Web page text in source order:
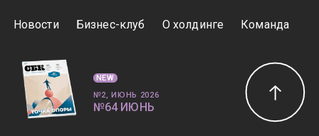
Новости Бизнес-клуб О холдинге Команда
NEW
№2, ИЮНЬ 2026
№64 ИЮНЬ